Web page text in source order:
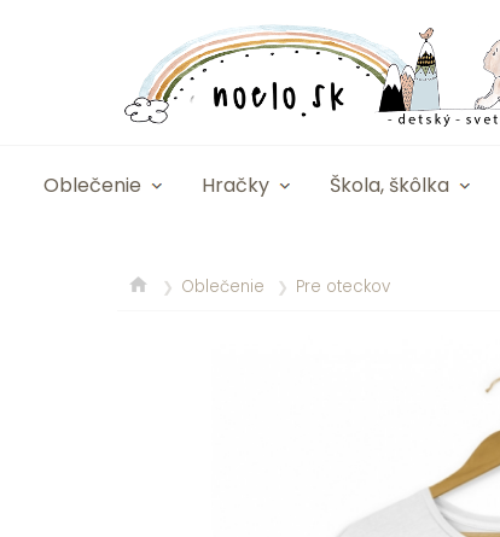
Oblečenie Hračky Škola, škôlka
❯ Oblečenie ❯ Pre oteckov